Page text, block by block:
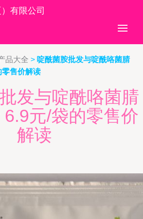
有限公司
品大全 > 啶酰菌胺批发与啶酰咯菌腈
零售价解读
发与啶酰咯菌腈
元/袋的零售价
解读